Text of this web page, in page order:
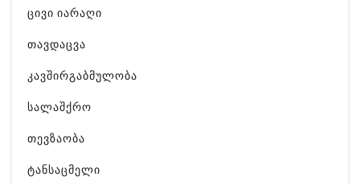
ცივი იარაღი
თავდაცვა
კავშირგაბმულობა
სალაშქრო
თევზაობა
ტანსაცმელი